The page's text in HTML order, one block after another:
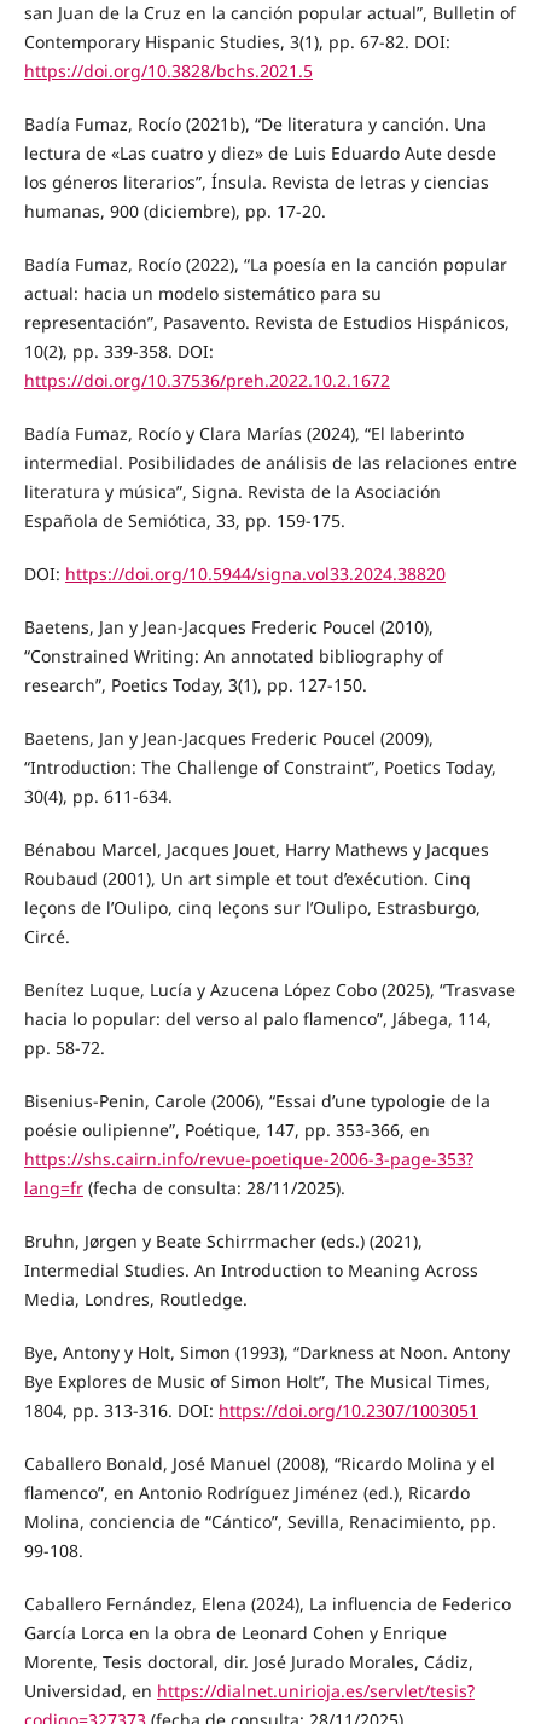
san Juan de la Cruz en la canción popular actual”, Bulletin of
Contemporary Hispanic Studies, 3(1), pp. 67-82. DOI:
https://doi.org/10.3828/bchs.2021.5
Badía Fumaz, Rocío (2021b), “De literatura y canción. Una
lectura de «Las cuatro y diez» de Luis Eduardo Aute desde
los géneros literarios”, Ínsula. Revista de letras y ciencias
humanas, 900 (diciembre), pp. 17-20.
Badía Fumaz, Rocío (2022), “La poesía en la canción popular
actual: hacia un modelo sistemático para su
representación”, Pasavento. Revista de Estudios Hispánicos,
10(2), pp. 339-358. DOI:
https://doi.org/10.37536/preh.2022.10.2.1672
Badía Fumaz, Rocío y Clara Marías (2024), “El laberinto
intermedial. Posibilidades de análisis de las relaciones entre
literatura y música”, Signa. Revista de la Asociación
Española de Semiótica, 33, pp. 159-175.
DOI: https://doi.org/10.5944/signa.vol33.2024.38820
Baetens, Jan y Jean-Jacques Frederic Poucel (2010),
“Constrained Writing: An annotated bibliography of
research”, Poetics Today, 3(1), pp. 127-150.
Baetens, Jan y Jean-Jacques Frederic Poucel (2009),
“Introduction: The Challenge of Constraint”, Poetics Today,
30(4), pp. 611-634.
Bénabou Marcel, Jacques Jouet, Harry Mathews y Jacques
Roubaud (2001), Un art simple et tout d’exécution. Cinq
leçons de l’Oulipo, cinq leçons sur l’Oulipo, Estrasburgo,
Circé.
Benítez Luque, Lucía y Azucena López Cobo (2025), “Trasvase
hacia lo popular: del verso al palo flamenco”, Jábega, 114,
pp. 58-72.
Bisenius-Penin, Carole (2006), “Essai d’une typologie de la
poésie oulipienne”, Poétique, 147, pp. 353-366, en
https://shs.cairn.info/revue-poetique-2006-3-page-353?
lang=fr(fecha de consulta: 28/11/2025).
Bruhn, Jørgen y Beate Schirrmacher (eds.) (2021),
Intermedial Studies. An Introduction to Meaning Across
Media, Londres, Routledge.
Bye, Antony y Holt, Simon (1993), “Darkness at Noon. Antony
Bye Explores de Music of Simon Holt”, The Musical Times,
1804, pp. 313-316. DOI: https://doi.org/10.2307/1003051
Caballero Bonald, José Manuel (2008), “Ricardo Molina y el
flamenco”, en Antonio Rodríguez Jiménez (ed.), Ricardo
Molina, conciencia de “Cántico”, Sevilla, Renacimiento, pp.
99-108.
Caballero Fernández, Elena (2024), La influencia de Federico
García Lorca en la obra de Leonard Cohen y Enrique
Morente, Tesis doctoral, dir. José Jurado Morales, Cádiz,
Universidad, en https://dialnet.unirioja.es/servlet/tesis?